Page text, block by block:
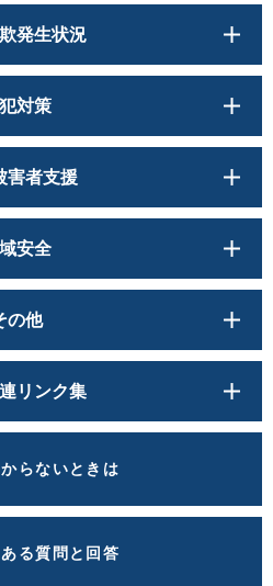
発生状況
対策
害者支援
安全
の他
リンク集
からないときは
ある質問と回答